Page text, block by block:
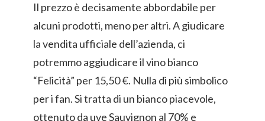
Il prezzo è decisamente abbordabile per
alcuni prodotti, meno per altri. A giudicare
la vendita ufficiale dell’azienda, ci
potremmo aggiudicare il vino bianco
“Felicità” per 15,50 €. Nulla di più simbolico
per i fan. Si tratta di un bianco piacevole,
ottenuto da uve Sauvignon al 70% e